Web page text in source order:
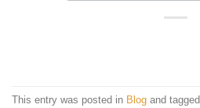
This entry was posted in Blog and tagged